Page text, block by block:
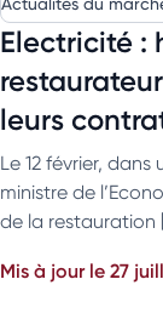
Electricité :
leurs
Le 12 février,
ministre de
de la restauration
Mis à jour le 27